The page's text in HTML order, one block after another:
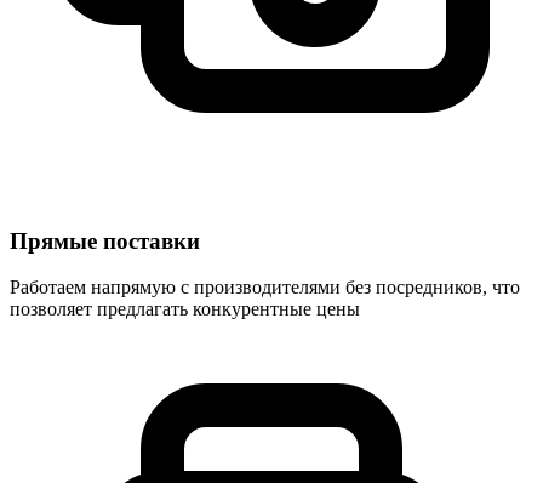
Прямые поставки
Работаем напрямую с производителями без посредников, что
позволяет предлагать конкурентные цены